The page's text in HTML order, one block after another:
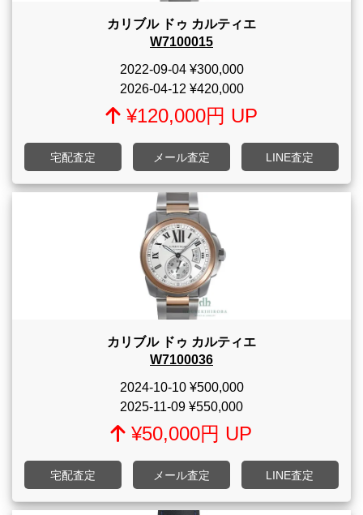
カリブル ドゥ カルティエ
W7100015
2022-09-04¥300,000
2026-04-12 ¥420,000
¥120,000円 UP
宅配査定 メール査定 LINE査定
カリブル ドゥ カルティエ
W7100036
2024-10-10¥500,000
2025-11-09 ¥550,000
¥50,000円 UP
宅配査定 メール査定 LINE査定